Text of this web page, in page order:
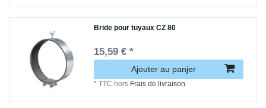
Bride pour tuyaux CZ 80
15,59 € *
Ajouter au panjer
*TTC hors Frais de livraison